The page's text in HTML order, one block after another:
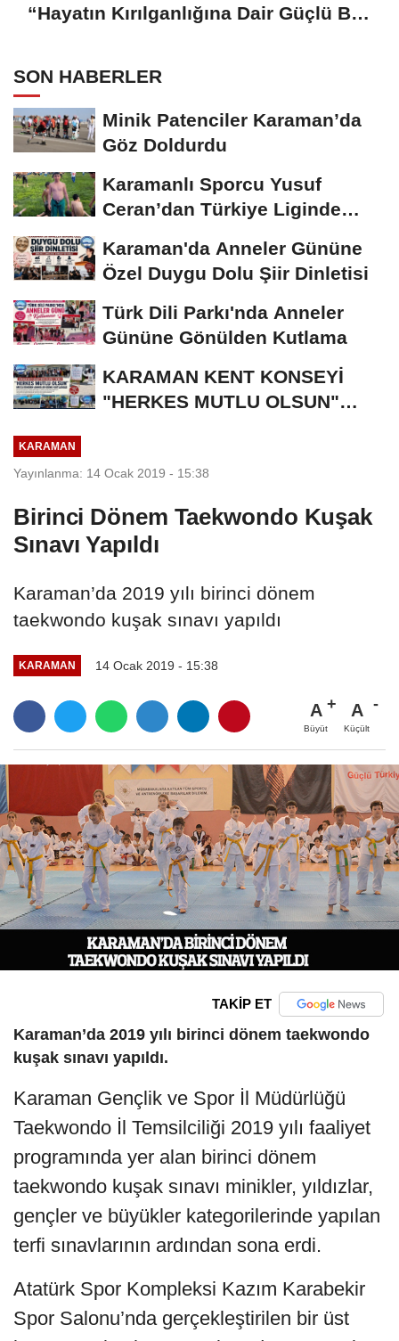
“Hayatın Kırılganlığına Dair Güçlü Bir
SON HABERLER
Minik Patenciler Karaman’da
Göz Doldurdu
Karamanlı Sporcu Yusuf
Ceran’dan Türkiye Liginde
Karaman'da Anneler Gününe
Özel Duygu Dolu Şiir Dinletisi
Türk Dili Parkı'nda Anneler
Gününe Gönülden Kutlama
KARAMAN KENT KONSEYİ
"HERKES MUTLU OLSUN"
KARAMAN
Yayınlanma: 14 Ocak 2019 - 15:38
Birinci Dönem Taekwondo Kuşak
Sınavı Yapıldı
Karaman’da 2019 yılı birinci dönem
taekwondo kuşak sınavı yapıldı
KARAMAN 14 Ocak 2019 - 15:38
A
Büyüt
A
Küçült
TAKİP ET
Karaman’da 2019 yılı birinci dönem taekwondo
kuşak sınavı yapıldı.
Karaman Gençlik ve Spor İl Müdürlüğü
Taekwondo İl Temsilciliği 2019 yılı faaliyet
programında yer alan birinci dönem
taekwondo kuşak sınavı minikler, yıldızlar,
gençler ve büyükler kategorilerinde yapılan
terfi sınavlarının ardından sona erdi.
Atatürk Spor Kompleksi Kazım Karabekir
Spor Salonu’nda gerçekleştirilen bir üst